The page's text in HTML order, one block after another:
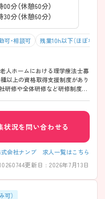
00分（休憩60分）
30分（休憩60分）
可・相談可 残業10h以下（ほぼなし）
人ホームにおける理学療法士募
以上の資格取得支援制度があり
研修や全体研修など研修制度も
接対策ポイントなど、さらに
ください！
状況を問い合わせる
会社ナンブ 求人一覧はこちら
更新日 : 2026年7月13日
可）